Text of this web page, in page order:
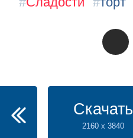
Скачать
2160 x 3840